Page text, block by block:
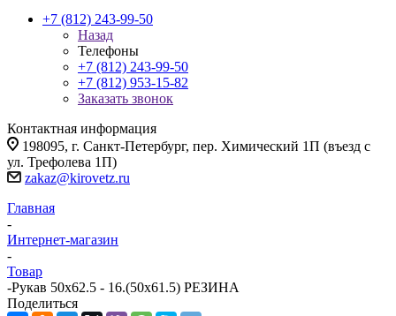
+7 (812) 243-99-50
Назад
Телефоны
+7 (812) 243-99-50
+7 (812) 953-15-82
Заказать звонок
Контактная информация
198095, г. Санкт-Петербург, пер. Химический 1П (въезд с
ул. Трефолева 1П)
zakaz@kirovetz.ru
Главная
-
Интернет-магазин
-
Товар
-Рукав 50х62.5 - 16.(50х61.5) РЕЗИНА
Поделиться